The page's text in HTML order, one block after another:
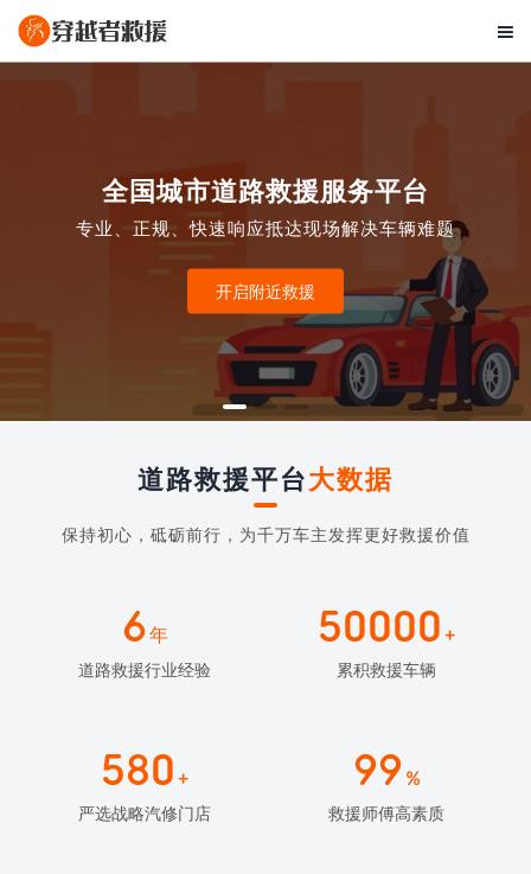

全国城市道路救援服务平台
专业、正规、快速响应抵达现场解决车辆难题
开启附近救援
道路救援平台大数据
保持初心，砥砺前行，为千万车主发挥更好救援价值
6年
道路救援行业经验
50000 +
累积救援车辆
580 +
严选战略汽修门店
99 %
救援师傅高素质